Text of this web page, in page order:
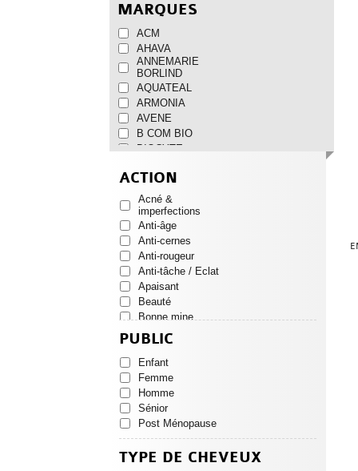
MARQUES
ACM
AHAVA
ANNEMARIE
BORLIND
AQUATEAL
ARMONIA
AVENE
B COM BIO
BIOCYTE
CATTIER
CAUDALIE
CLARINS
CLINIQUE
COUP D'ECLAT
CYTOLNAT
DARPHIN
DELAROM
DERMACEUTIC
DERMAGOR
DERMINA
DIVERS
DR HAUSCHKA
DR. THEISS
EMBRYOLISSE
ENEOMEY
ERBORIAN
ESTHEDERM
ETAT PUR
ACTION
Acné &
imperfections
Anti-âge
Anti-cernes
Anti-rougeur
Anti-tâche / Eclat
Apaisant
Beauté
Bonne mine
Nettoyant
Détox
Glamour
Haute protection
Hydratation
Lavant
Matifiant
PUBLIC
Enfant
Femme
Homme
Sénior
Post Ménopause
TYPE DE CHEVEUX